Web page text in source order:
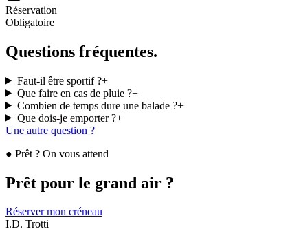
Réservation
Obligatoire
Questions fréquentes.
Faut-il être sportif ?+
Que faire en cas de pluie ?+
Combien de temps dure une balade ?+
Que dois-je emporter ?+
Une autre question ?
● Prêt ? On vous attend
Prêt pour le grand air ?
Réserver mon créneau
I.D. Trotti